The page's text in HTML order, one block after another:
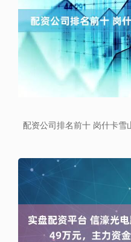
配资公司排名前十 岗什卡雪